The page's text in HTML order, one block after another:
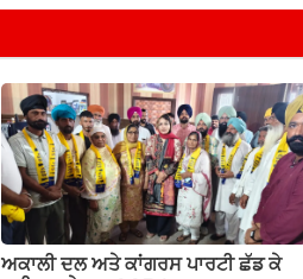
ਅਕਾਲੀ ਦਲ ਅਤੇ ਕਾਂਗਰਸ ਪਾਰਟੀ ਛੱਡ ਕੇ